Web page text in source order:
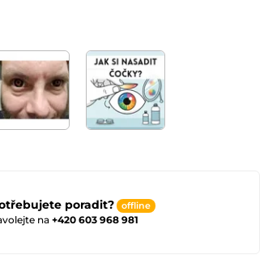
poradit? offline
na +420 603 968 981